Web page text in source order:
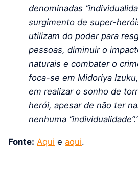
denominadas
surgimento de super-
utilizam do poder para
pessoas, diminuir o
naturais e combater o
foca-se em Midoriya
em realizar o sonho de
herói, apesar de não ter
nenhuma
Fonte: Aqui e aqui.